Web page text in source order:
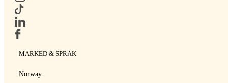
MARKED & SPRÅK
Norway